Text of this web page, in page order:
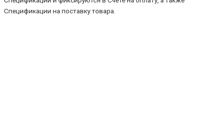
Спецификации на поставку товара.